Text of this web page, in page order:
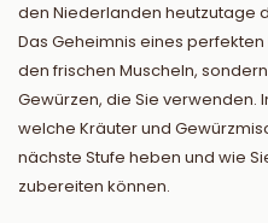
den Niederlanden heutzutage
Das Geheimnis eines
den frischen Muscheln,
Gewürzen, die Sie verwenden.
welche Kräuter und
nächste Stufe heben und wie
zubereiten können.